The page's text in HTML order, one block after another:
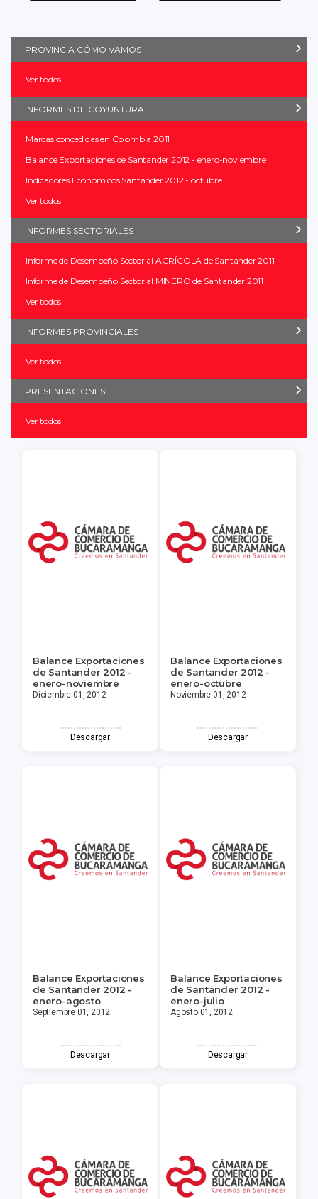
PROVINCIA CÓMO VAMOS
Ver todos
INFORMES DE COYUNTURA
Marcas concedidas en Colombia 2011
Balance Exportaciones de Santander 2012 - enero-noviembre
Indicadores Económicos Santander 2012 - octubre
Ver todos
INFORMES SECTORIALES
Informe de Desempeño Sectorial AGRÍCOLA de Santander 2011
Informe de Desempeño Sectorial MINERO de Santander 2011
Ver todos
INFORMES PROVINCIALES
Ver todos
PRESENTACIONES
Ver todos
Balance Exportaciones
de Santander 2012 -
enero-noviembre
Diciembre 01, 2012
Descargar
Balance Exportaciones
de Santander 2012 -
enero-octubre
Noviembre 01, 2012
Descargar
Balance Exportaciones
de Santander 2012 -
enero-agosto
Septiembre 01, 2012
Descargar
Balance Exportaciones
de Santander 2012 -
enero-julio
Agosto 01, 2012
Descargar